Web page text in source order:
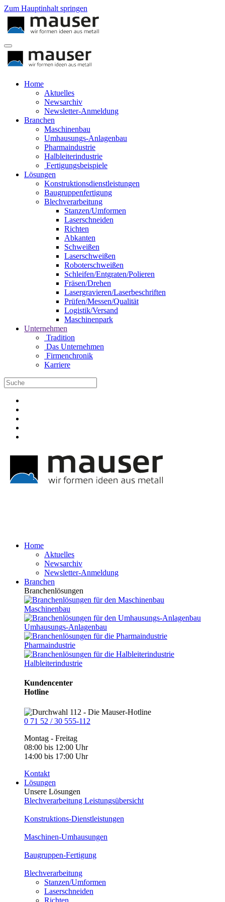
Zum Hauptinhalt springen
Home
Aktuelles
Newsarchiv
Newsletter-Anmeldung
Branchen
Maschinenbau
Umhausungs-Anlagenbau
Pharmaindustrie
Halbleiterindustrie
Fertigungsbeispiele
Lösungen
Konstruktionsdienstleistungen
Baugruppenfertigung
Blechverarbeitung
Stanzen/Umformen
Laserschneiden
Richten
Abkanten
Schweißen
Laserschweißen
Roboterschweißen
Schleifen/Entgraten/Polieren
Fräsen/Drehen
Lasergravieren/Laserbeschriften
Prüfen/Messen/Qualität
Logistik/Versand
Maschinenpark
Unternehmen
Tradition
Das Unternehmen
Firmenchronik
Karriere
Home
Aktuelles
Newsarchiv
Newsletter-Anmeldung
Branchen
Branchenlösungen
Maschinenbau
Umhausungs-Anlagenbau
Pharmaindustrie
Halbleiterindustrie
Kundencenter
Hotline
0 71 52 / 30 555-112
Montag - Freitag
08:00 bis 12:00 Uhr
14:00 bis 17:00 Uhr
Kontakt
Lösungen
Unsere Lösungen
Blechverarbeitung Leistungsübersicht
Konstruktions-Dienstleistungen
Maschinen-Umhausungen
Baugruppen-Fertigung
Blechverarbeitung
Stanzen/Umformen
Laserschneiden
Richten